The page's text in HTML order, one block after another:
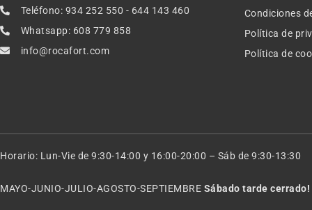
Teléfono: 934 252 550 - 644 143 460
Whatsapp: 608 779 858
info@rocafort.com
Condiciones
Política de
Política de
Horario: Lun-Vie de 9:30-14:00 y 16:00-20:00 – Sáb de 9:30-13:30
MAYO-JUNIO-JULIO-AGOSTO-SEPTIEMBRE Sábado tarde cerrado!